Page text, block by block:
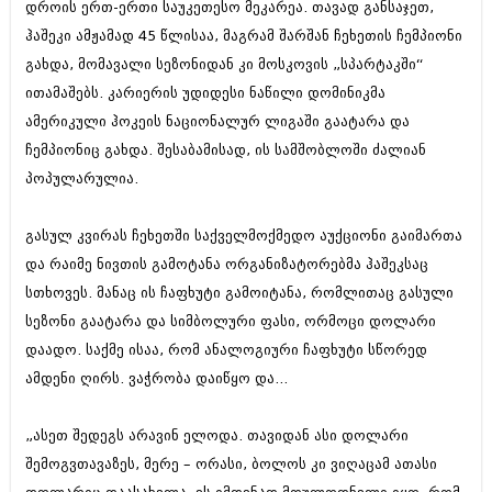
კულინარია
ავტორჩევები
ბელადები
ბიზნესსიახლეები
გვარები
იუმორი
კალეიდოსკოპი
ჰოროსკოპი და შეუცნობელი
კრიმინალი
რომანი და დეტექტივი
სახალისო ამბები
ბიზნესსიახლეები
გვარები
თემიდას სასწორი
იუმორი
კალეიდოსკოპი
ჰოროსკოპი და შეუცნობელი
კრიმინალი
რომანი და დეტექტივი
სახალისო ამბები
დაიჯესტი
ქალი და მამაკაცი
დროის ერთ-ერთი საუკეთესო მეკარეა. თავად განსაჯეთ,
ჰაშეკი ამჟამად 45 წლისაა, მაგრამ შარშან ჩეხეთის ჩემპიონი
გახდა, მომავალი სეზონიდან კი მოსკოვის „სპარტაკში“
ითამაშებს. კარიერის უდიდესი ნაწილი დომინიკმა
ამერიკული ჰოკეის ნაციონალურ ლიგაში გაატარა და
ჩემპიონიც გახდა. შესაბამისად, ის სამშობლოში ძალიან
პოპულარულია.
გასულ კვირას ჩეხეთში საქველმოქმედო აუქციონი გაიმართა
და რაიმე ნივთის გამოტანა ორგანიზატორებმა ჰაშეკსაც
სთხოვეს. მანაც ის ჩაფხუტი გამოიტანა, რომლითაც გასული
სეზონი გაატარა და სიმბოლური ფასი, ორმოცი დოლარი
დაადო. საქმე ისაა, რომ ანალოგიური ჩაფხუტი სწორედ
ამდენი ღირს. ვაჭრობა დაიწყო და...
„ასეთ შედეგს არავინ ელოდა. თავიდან ასი დოლარი
შემოგვთავაზეს, მერე – ორასი, ბოლოს კი ვიღაცამ ათასი